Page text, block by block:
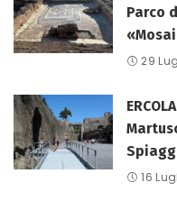
Parco
29
16